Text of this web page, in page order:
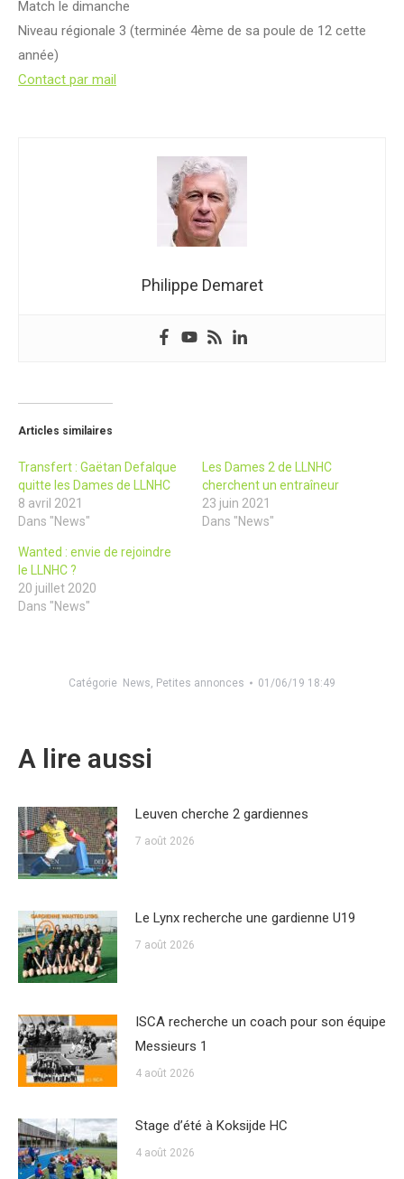
Match le dimanche
Niveau régionale 3 (terminée 4ème de sa poule de 12 cette
année)
Contact par mail
Philippe Demaret
Articles similaires
Transfert : Gaëtan Defalque
quitte les Dames de LLNHC
8 avril 2021
Dans "News"
Les Dames 2 de LLNHC
cherchent un entraîneur
23 juin 2021
Dans "News"
Wanted : envie de rejoindre
le LLNHC ?
20 juillet 2020
Dans "News"
Catégorie News, Petites annonces 01/06/19 18:49
A lire aussi
Leuven cherche 2 gardiennes
7 août 2026
Le Lynx recherche une gardienne U19
7 août 2026
ISCA recherche un coach pour son équipe
Messieurs 1
4 août 2026
Stage d’été à Koksijde HC
4 août 2026